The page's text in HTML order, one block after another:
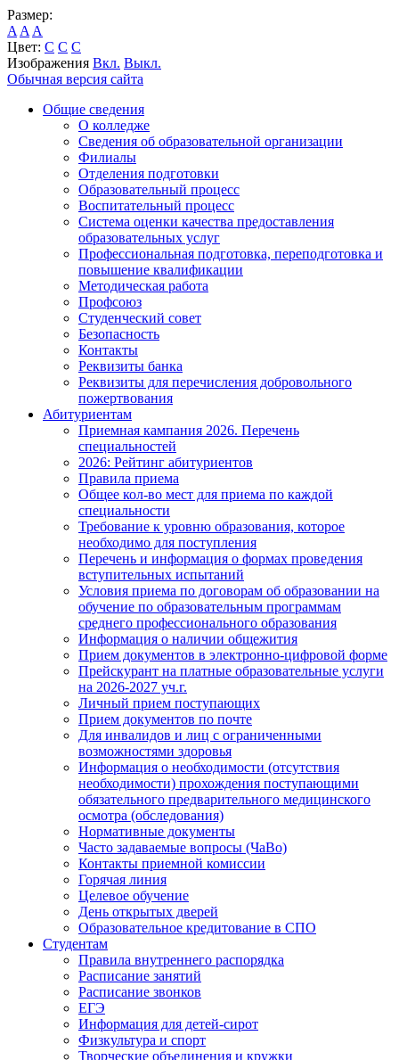
Размер:
A A A
Цвет: C C C
Изображения Вкл. Выкл.
Обычная версия сайта
Общие сведения
О колледже
Сведения об образовательной организации
Филиалы
Отделения подготовки
Образовательный процесс
Воспитательный процесс
Система оценки качества предоставления
образовательных услуг
Профессиональная подготовка, переподготовка и
повышение квалификации
Методическая работа
Профсоюз
Студенческий совет
Безопасность
Контакты
Реквизиты банка
Реквизиты для перечисления добровольного
пожертвования
Абитуриентам
Приемная кампания 2026. Перечень
специальностей
2026: Рейтинг абитуриентов
Правила приема
Общее кол-во мест для приема по каждой
специальности
Требование к уровню образования, которое
необходимо для поступления
Перечень и информация о формах проведения
вступительных испытаний
Условия приема по договорам об образовании на
обучение по образовательным программам
среднего профессионального образования
Информация о наличии общежития
Прием документов в электронно-цифровой форме
Прейскурант на платные образовательные услуги
на 2026-2027 уч.г.
Личный прием поступающих
Прием документов по почте
Для инвалидов и лиц с ограниченными
возможностями здоровья
Информация о необходимости (отсутствия
необходимости) прохождения поступающими
обязательного предварительного медицинского
осмотра (обследования)
Нормативные документы
Часто задаваемые вопросы (ЧаВо)
Контакты приемной комиссии
Горячая линия
Целевое обучение
День открытых дверей
Образовательное кредитование в СПО
Студентам
Правила внутреннего распорядка
Расписание занятий
Расписание звонков
ЕГЭ
Информация для детей-сирот
Физкультура и спорт
Творческие объединения и кружки